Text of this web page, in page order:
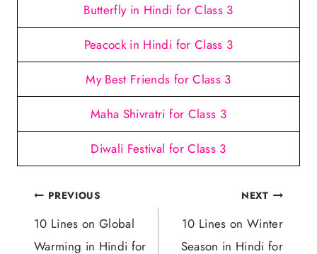
Butterfly in Hindi for Class 3
Peacock in Hindi for Class 3
My Best Friends for Class 3
Maha Shivratri for Class 3
Diwali Festival for Class 3
Post
navigation
PREVIOUS
10 Lines on Global
Warming in Hindi for
NEXT
10 Lines on Winter
Season in Hindi for